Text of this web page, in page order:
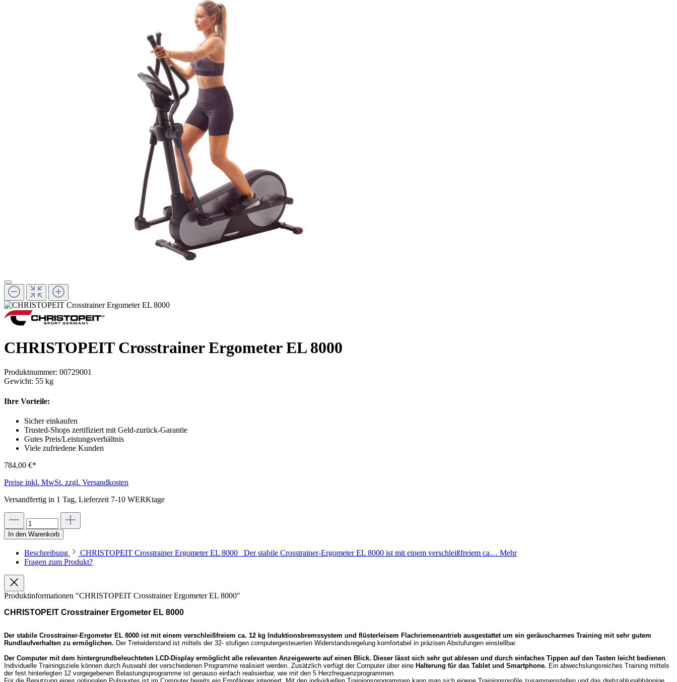
CHRISTOPEIT Crosstrainer Ergometer EL 8000
Produktnummer: 00729001
Gewicht: 55 kg
Ihre Vorteile:
Sicher einkaufen
Trusted-Shops zertifiziert mit Geld-zurück-Garantie
Gutes Preis/Leistungsverhältnis
Viele zufriedene Kunden
784,00 €*
Preise inkl. MwSt. zzgl. Versandkosten
Versandfertig in 1 Tag, Lieferzeit 7-10 WERKtage
In den Warenkorb
Beschreibung CHRISTOPEIT Crosstrainer Ergometer EL 8000 Der stabile Crosstrainer-Ergometer EL 8000 ist mit einem verschleißfreiem ca… Mehr
Fragen zum Produkt?
Produktinformationen "CHRISTOPEIT Crosstrainer Ergometer EL 8000"
CHRISTOPEIT Crosstrainer Ergometer EL 8000
Der stabile Crosstrainer-Ergometer EL 8000 ist mit einem verschleißfreiem ca. 12 kg Induktionsbremssystem und flüsterleisem Flachriemenantrieb ausgestattet um ein geräuscharmes Training mit sehr gutem
Rundlaufverhalten zu ermöglichen. Der Tretwiderstand ist mittels der 32- stufigen computergesteuerten Widerstandsregelung komfortabel in präzisen Abstufungen einstellbar.
Der Computer mit dem hintergrundbeleuchteten LCD-Display ermöglicht alle relevanten Anzeigewerte auf einen Blick. Dieser lässt sich sehr gut ablesen und durch einfaches Tippen auf den Tasten leicht bedienen
Individuelle Trainingsziele können durch Auswahl der verschiedenen Programme realisiert werden. Zusätzlich verfügt der Computer über eine Halterung für das Tablet und Smartphone. Ein abwechslungsreiches Training mittels
der fest hinterlegten 12 vorgegebenen Belastungsprogramme ist genauso einfach realisierbar, wie mit den 5 Herzfrequenzprogrammen.